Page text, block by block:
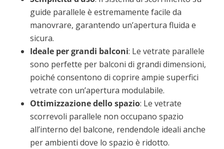
guide parallele è estremamente facile da
manovrare, garantendo un’apertura fluida e
sicura.
Ideale per grandi balconi: Le vetrate parallele
sono perfette per balconi di grandi dimensioni,
poiché consentono di coprire ampie superfici
vetrate con un’apertura modulabile.
Ottimizzazione dello spazio: Le vetrate
scorrevoli parallele non occupano spazio
all’interno del balcone, rendendole ideali anche
per ambienti dove lo spazio è ridotto.